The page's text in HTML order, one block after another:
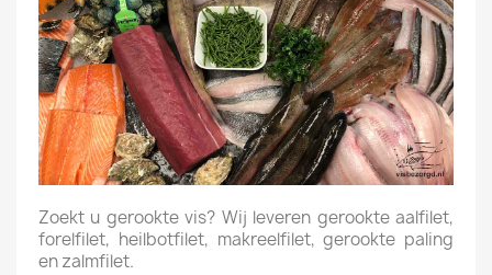
Zoekt u gerookte vis? Wij leveren gerookte aalfilet,
forelfilet, heilbotfilet, makreelfilet, gerookte paling
en zalmfilet.